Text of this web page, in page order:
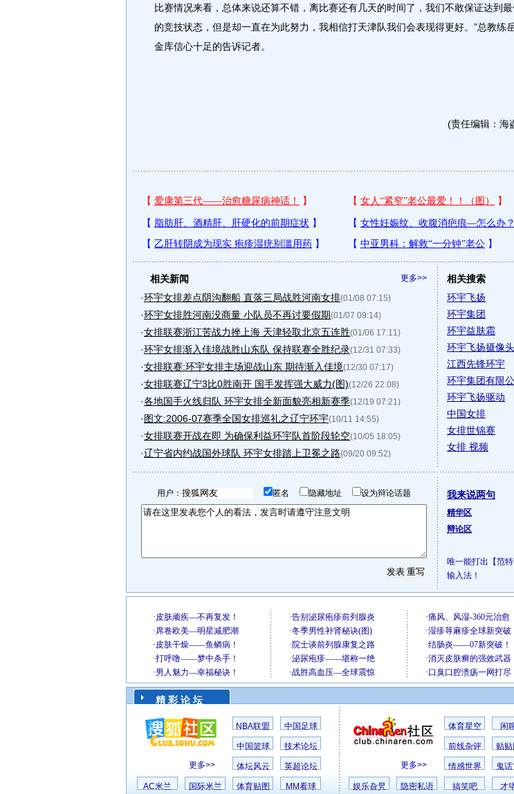
比赛情况来看，总体来说还算不错，离比赛还有几天的时间了，我们不敢保证达到
的竞技状态，但是却一直在为此努力，我相信打天津队我们会表现得更好。”总教练
金库信心十足的告诉记者。
(责任编辑：海
更多>>
相关新闻
·环宇女排差点阴沟翻船 直落三局战胜河南女排(01/08 07:15)
·环宇女排胜河南没商量 小队员不再讨要假期(01/07 09:14)
·女排联赛浙江苦战力挫上海 天津轻取北京五连胜(01/06 17:11)
·环宇女排渐入佳境战胜山东队 保持联赛全胜纪录(12/31 07:33)
·女排联赛:环宇女排主场迎战山东 期待渐入佳境(12/30 07:17)
·女排联赛辽宁3比0胜南开 国手发挥强大威力(图)(12/26 22:08)
·各地国手火线归队 环宇女排全新面貌亮相新赛季(12/19 07:21)
·图文:2006-07赛季全国女排巡礼之辽宁环宇(10/11 14:55)
·女排联赛开战在即 为确保利益环宇队首阶段轮空(10/05 18:05)
·辽宁省内约战国外球队 环宇女排踏上卫冕之路(09/20 09:52)
相关搜索
环宇飞扬
环宇集团
环宇益肤霜
环宇飞扬摄像头
江西先锋环宇
环宇集团有限
环宇飞扬驱动
中国女排
女排世锦赛
女排 视频
用户： 匿名 隐藏地址 设为辩论话题 我来说两句
精华区
辩论区
唯一能打出【范
输入法！
精 彩 论 坛
更多>>
NBA联盟 中国足球
中国篮球 技术论坛
体坛风云 英超论坛
AC米兰 国际米兰 体育贴图 MM看球
更多>>
体育星空 闲
前线杂评 贴贴
情感世界 鬼
娱乐旮旯 隐密私语 搞笑吧 才